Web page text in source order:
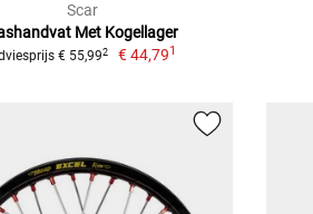
Scar
Met Kogellager
€ 55,992 € 44,791